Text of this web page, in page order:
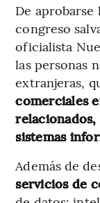
De
congreso
oficialista
las personas
extranjeras,
comerciales
sistemas
Además de
servicios de